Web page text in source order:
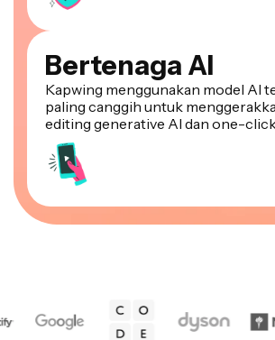
Bertenaga AI
Kapwing menggunakan model AI
paling canggih untuk
editing generative AI dan one-click